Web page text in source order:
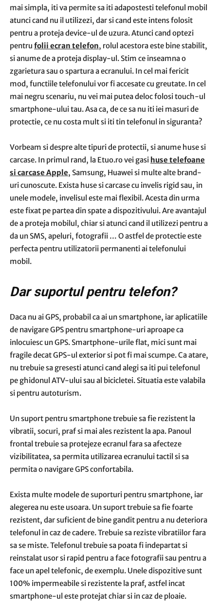
mai simpla, iti va permite sa iti adapostesti telefonul mobil
atunci cand nu il utilizezi, dar si cand este intens folosit
pentru a proteja device-ul de uzura. Atunci cand optezi
pentru folii ecran telefon, rolul acestora este bine stabilit,
si anume de a proteja display-ul. Stim ce inseamna o
zgarietura sau o spartura a ecranului. In cel mai fericit
mod, functiile telefonului vor fi accesate cu greutate. In cel
mai negru scenariu, nu vei mai putea deloc folosi touch-ul
smartphone-ului tau. Asa ca, de ce sa nu iti iei masuri de
protectie, ce nu costa mult si iti tin telefonul in siguranta?
Vorbeam si despre alte tipuri de protectii, si anume huse si
carcase. In primul rand, la Etuo.ro vei gasi huse telefoane
si carcase Apple, Samsung, Huawei si multe alte brand-
uri cunoscute. Exista huse si carcase cu invelis rigid sau, in
unele modele, invelisul este mai flexibil. Acesta din urma
este fixat pe partea din spate a dispozitivului. Are avantajul
de a proteja mobilul, chiar si atunci cand il utilizezi pentru a
da un SMS, apeluri, fotografii … O astfel de protectie este
perfecta pentru utilizatorii permanenti ai telefonului
mobil.
Dar suportul pentru telefon?
Daca nu ai GPS, probabil ca ai un smartphone, iar aplicatiile
de navigare GPS pentru smartphone-uri aproape ca
inlocuiesc un GPS. Smartphone-urile flat, mici sunt mai
fragile decat GPS-ul exterior si pot fi mai scumpe. Ca atare,
nu trebuie sa gresesti atunci cand alegi sa iti pui telefonul
pe ghidonul ATV-ului sau al bicicletei. Situatia este valabila
si pentru autoturism.
Un suport pentru smartphone trebuie sa fie rezistent la
vibratii, socuri, praf si mai ales rezistent la apa. Panoul
frontal trebuie sa protejeze ecranul fara sa afecteze
vizibilitatea, sa permita utilizarea ecranului tactil si sa
permita o navigare GPS confortabila.
Exista multe modele de suporturi pentru smartphone, iar
alegerea nu este usoara. Un suport trebuie sa fie foarte
rezistent, dar suficient de bine gandit pentru a nu deteriora
telefonul in caz de cadere. Trebuie sa reziste vibratiilor fara
sa se miste. Telefonul trebuie sa poata fi indepartat si
reinstalat usor si rapid pentru a face fotografii sau pentru a
face un apel telefonic, de exemplu. Unele dispozitive sunt
100% impermeabile si rezistente la praf, astfel incat
smartphone-ul este protejat chiar si in caz de ploaie.